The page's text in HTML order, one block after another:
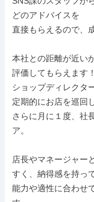
どのアドバイスを
直接もらえるので、
本社との距離が近い
評価してもらえます！
ショップディレクタ
定期的にお店を巡回
さらに月に１度、社
ア。
店長やマネージャー
すく、納得感を持っ
能力や適性に合わせ